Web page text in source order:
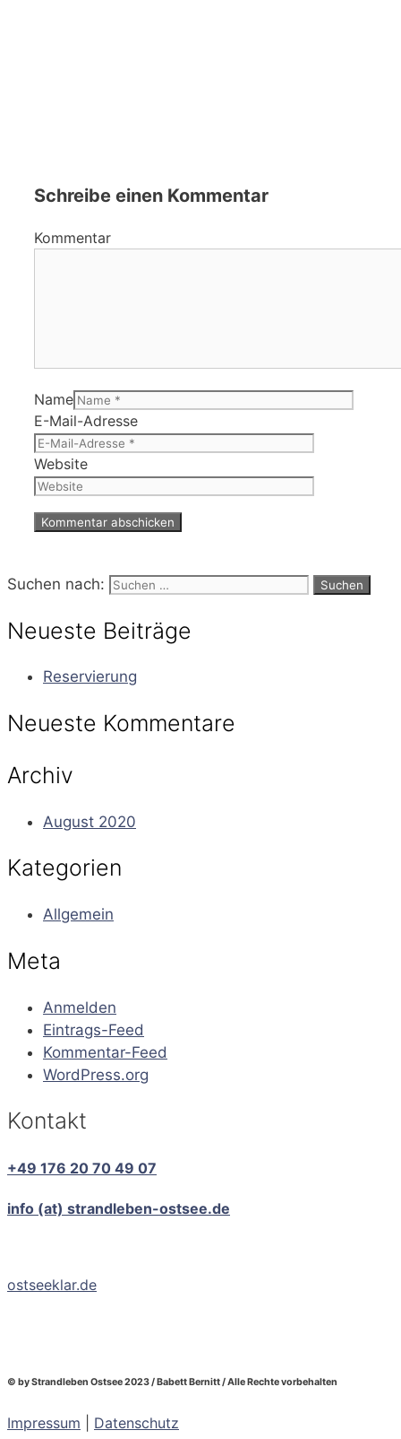
Schreibe einen Kommentar
Kommentar
Name
E-Mail-Adresse
Website
Suchen nach:
Neueste Beiträge
Reservierung
Neueste Kommentare
Archiv
August 2020
Kategorien
Allgemein
Meta
Anmelden
Eintrags-Feed
Kommentar-Feed
WordPress.org
Kontakt
+49 176 20 70 49 07
info (at) strandleben-ostsee.de
ostseeklar.de
© by Strandleben Ostsee 2023 / Babett Bernitt / Alle Rechte vorbehalten
Impressum Datenschutz